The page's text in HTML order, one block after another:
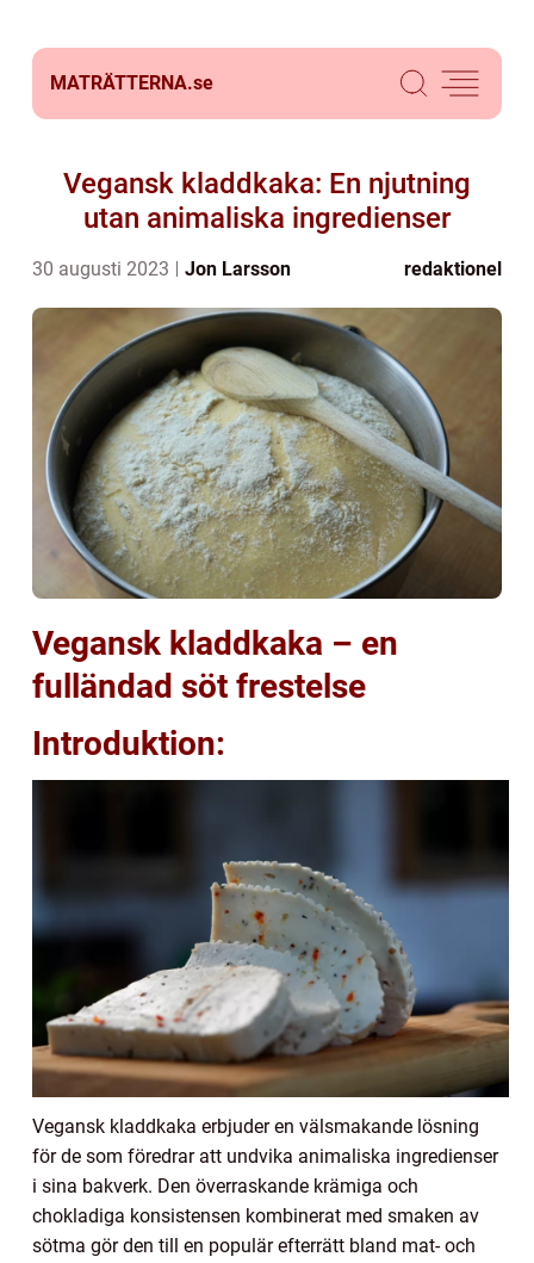
MATRÄTTERNA.se
Vegansk kladdkaka: En njutning
utan animaliska ingredienser
30 augusti 2023 Jon Larsson redaktionel
Vegansk kladdkaka – en
fulländad söt frestelse
Introduktion:
Vegansk kladdkaka erbjuder en välsmakande lösning
för de som föredrar att undvika animaliska ingredienser
i sina bakverk. Den överraskande krämiga och
chokladiga konsistensen kombinerat med smaken av
sötma gör den till en populär efterrätt bland mat- och